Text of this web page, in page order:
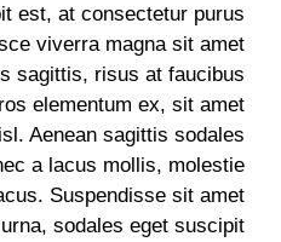
est, at consectetur purus
viverra magna sit amet
sagittis, risus at faucibus
elementum ex, sit amet
Aenean sagittis sodales
a lacus mollis, molestie
Suspendisse sit amet
sodales eget suscipit